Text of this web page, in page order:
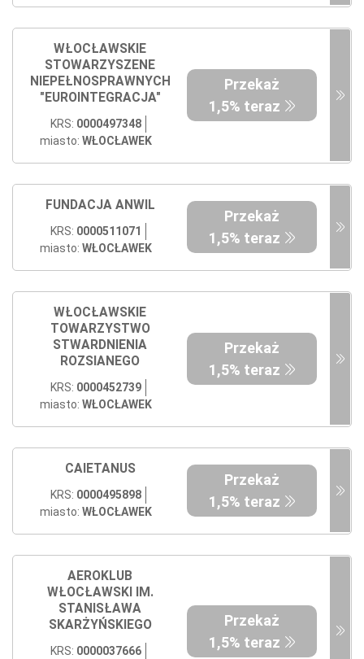
WŁOCŁAWSKIE
STOWARZYSZENE
NIEPEŁNOSPRAWNYCH
"EUROINTEGRACJA"
KRS: 0000497348
miasto: WŁOCŁAWEK
Przekaż
1,5% teraz
FUNDACJA ANWIL
KRS: 0000511071
miasto: WŁOCŁAWEK
Przekaż
1,5% teraz
WŁOCŁAWSKIE
TOWARZYSTWO
STWARDNIENIA
ROZSIANEGO
KRS: 0000452739
miasto: WŁOCŁAWEK
Przekaż
1,5% teraz
CAIETANUS
KRS: 0000495898
miasto: WŁOCŁAWEK
Przekaż
1,5% teraz
AEROKLUB
WŁOCŁAWSKI IM.
STANISŁAWA
SKARŻYŃSKIEGO
KRS: 0000037666
Przekaż
1,5% teraz